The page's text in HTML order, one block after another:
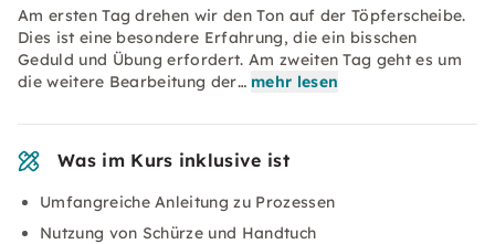
Am ersten Tag drehen wir den Ton auf der Töpferscheibe.
Dies ist eine besondere Erfahrung, die ein bisschen
Geduld und Übung erfordert. Am zweiten Tag geht es um
die weitere Bearbeitung der… mehr lesen
Was im Kurs inklusive ist
Umfangreiche Anleitung zu Prozessen
Nutzung von Schürze und Handtuch